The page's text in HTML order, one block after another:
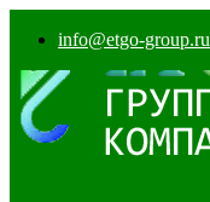
info@etgo-group.ru